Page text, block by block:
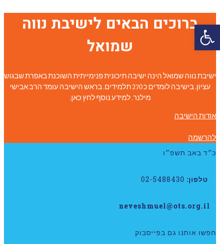
ברוכים הבאים לישיבת נווה
שמואל
ישיבת נווה שמואל הינה ישיבה תיכונית פנימייתית השוכנת באפרת שבגוש
עציון. בישיבה לומדים כ 270 תלמידים. בראש הישיבה עומד הרב אבישי
מילנר. למידע נוסף לחץ כאן.
אודות הישיבה
להרשמה
כ״ד באב תשפ״ו
טלפון:
חפשו אותנו גם בפייסבוק
פתח סרגל נגישות